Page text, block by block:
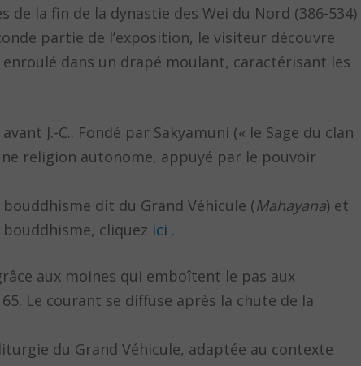
de la fin de la dynastie des Wei du Nord (386-534)
partie de l’exposition, le visiteur découvre
dans un drapé moulant, caractérisant les
J.-C.. Fondé par Sakyamuni (« le Sage du clan
religion autonome, appuyé par le pouvoir
dit du Grand Véhicule (Mahayana) et
cliquez ici .
aux moines qui emboîtent le pas aux
Le courant se diffuse après la chute de la
du Grand Véhicule, adaptée au contexte